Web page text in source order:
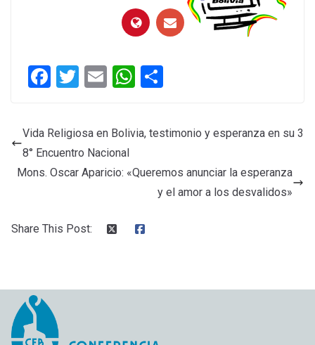
F
ce
b
o
T
er
E
ail
W
at
s
A
m
p
ar
tir
Vida Religiosa en Bolivia, testimonio y esperanza en su 3
8° Encuentro Nacional
Mons. Oscar Aparicio: «Queremos anunciar la esperanza
y el amor a los desvalidos»
Share This Post: